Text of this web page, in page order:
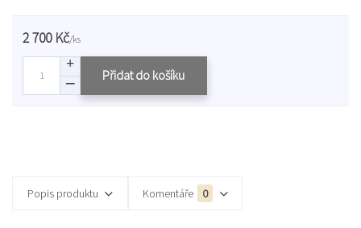
2 700 Kč/ks
Přidat do košíku
Popis produktu Komentáře 0